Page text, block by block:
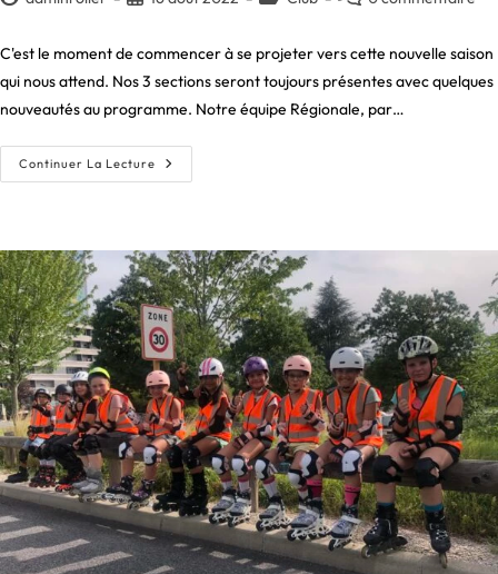
publication :
publication :
C'est le moment de commencer à se projeter vers cette nouvelle saison
qui nous attend. Nos 3 sections seront toujours présentes avec quelques
nouveautés au programme. Notre équipe Régionale, par…
Continuer La Lecture La
Saison